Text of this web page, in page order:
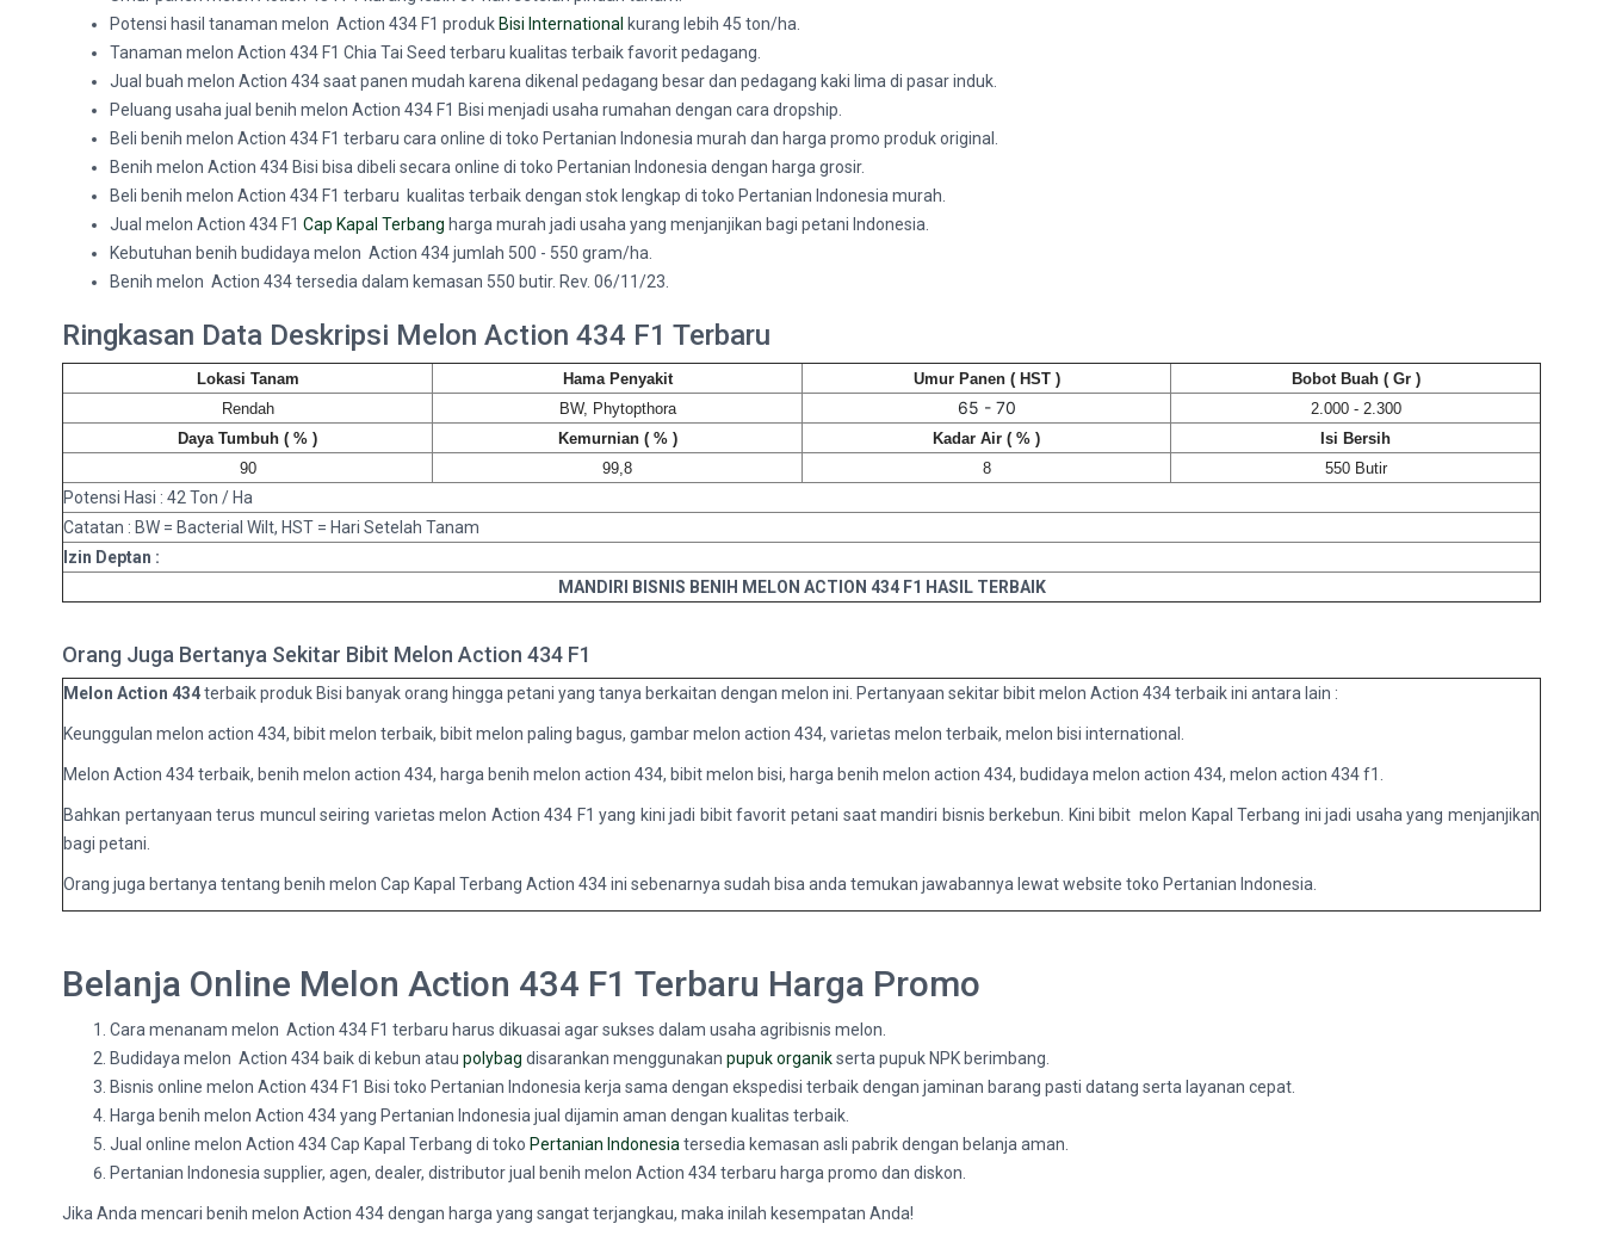
Potensi hasil tanaman melon Action 434 F1 produk Bisi International kurang lebih 45 ton/ha.
Tanaman melon Action 434 F1 Chia Tai Seed terbaru kualitas terbaik favorit pedagang.
Jual buah melon Action 434 saat panen mudah karena dikenal pedagang besar dan pedagang kaki lima di pasar induk.
Peluang usaha jual benih melon Action 434 F1 Bisi menjadi usaha rumahan dengan cara dropship.
Beli benih melon Action 434 F1 terbaru cara online di toko Pertanian Indonesia murah dan harga promo produk original.
Benih melon Action 434 Bisi bisa dibeli secara online di toko Pertanian Indonesia dengan harga grosir.
Beli benih melon Action 434 F1 terbaru kualitas terbaik dengan stok lengkap di toko Pertanian Indonesia murah.
Jual melon Action 434 F1 Cap Kapal Terbang harga murah jadi usaha yang menjanjikan bagi petani Indonesia.
Kebutuhan benih budidaya melon Action 434 jumlah 500 - 550 gram/ha.
Benih melon Action 434 tersedia dalam kemasan 550 butir. Rev. 06/11/23.
Ringkasan Data Deskripsi Melon Action 434 F1 Terbaru
Lokasi Tanam Hama Penyakit Umur Panen ( HST )
Bobot Buah ( Gr )
Rendah
BW, Phytopthora 65 - 70
2.000 - 2.300
Daya Tumbuh ( % )
Kemurnian ( % ) Kadar Air ( % )
Isi Bersih
90
99,8 8 550 Butir
Potensi Hasi : 42 Ton / Ha
Catatan : BW = Bacterial Wilt, HST = Hari Setelah Tanam
Izin Deptan :
MANDIRI BISNIS BENIH MELON ACTION 434 F1 HASIL TERBAIK
Orang Juga Bertanya Sekitar Bibit Melon Action 434 F1
Melon Action 434terbaik produk Bisi banyak orang hingga petani yang tanya berkaitan dengan melon ini. Pertanyaan sekitar bibit melon Action 434 terbaik ini antara lain :
Keunggulan melon action 434, bibit melon terbaik, bibit melon paling bagus, gambar melon action 434, varietas melon terbaik, melon bisi international.
Melon Action 434 terbaik, benih melon action 434, harga benih melon action 434, bibit melon bisi, harga benih melon action 434, budidaya melon action 434, melon action 434 f1.
Bahkan pertanyaan terus muncul seiring varietas melon Action 434 F1 yang kini jadi bibit favorit petani saat mandiri bisnis berkebun. Kini bibit melon Kapal Terbang ini jadi usaha yang menjanjikan
bagi petani.
Orang juga bertanya tentang benih melon Cap Kapal Terbang Action 434 ini sebenarnya sudah bisa anda temukan jawabannya lewat website toko Pertanian Indonesia.
Belanja Online Melon Action 434 F1 Terbaru Harga Promo
Cara menanam melon Action 434 F1 terbaru harus dikuasai agar sukses dalam usaha agribisnis melon.
Budidaya melon Action 434 baik di kebun atau polybag disarankan menggunakan pupuk organikserta pupuk NPK berimbang.
Bisnis online melon Action 434 F1 Bisi toko Pertanian Indonesia kerja sama dengan ekspedisi terbaik dengan jaminan barang pasti datang serta layanan cepat.
Harga benih melon Action 434 yang Pertanian Indonesia jual dijamin aman dengan kualitas terbaik.
Jual online melon Action 434 Cap Kapal Terbang di toko Pertanian Indonesia tersedia kemasan asli pabrik dengan belanja aman.
Pertanian Indonesia supplier, agen, dealer, distributor jual benih melon Action 434 terbaru harga promo dan diskon.
Jika Anda mencari benih melon Action 434 dengan harga yang sangat terjangkau, maka inilah kesempatan Anda!